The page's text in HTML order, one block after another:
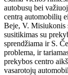
autobusų bei
centrą automobilių
Beje, V. Misiukonis
susitikimas su
sprendžiama ir S.
problema, ir
prekybos centro
vasarotojų